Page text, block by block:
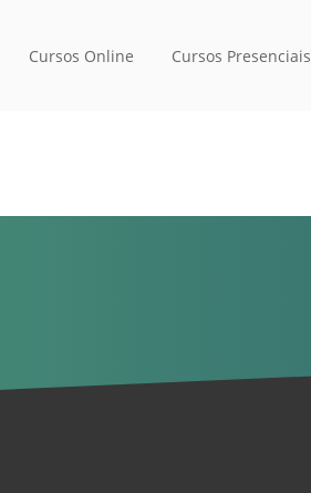
Cursos Online Cursos Presenciais